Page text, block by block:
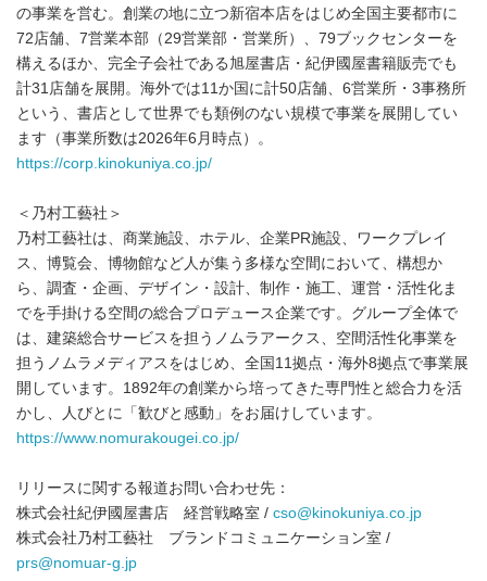
の事業を営む。創業の地に立つ新宿本店をはじめ全国主要都市に
72店舗、7営業本部（29営業部・営業所）、79ブックセンターを
構えるほか、完全子会社である旭屋書店・紀伊國屋書籍販売でも
計31店舗を展開。海外では11か国に計50店舗、6営業所・3事務所
という、書店として世界でも類例のない規模で事業を展開してい
ます（事業所数は2026年6月時点）。
https://corp.kinokuniya.co.jp/
＜乃村工藝社＞
乃村⼯藝社は、商業施設、ホテル、企業PR施設、ワークプレイ
ス、博覧会、博物館など人が集う多様な空間において、構想か
ら、調査・企画、デザイン・設計、制作・施工、運営・活性化ま
でを⼿掛ける空間の総合プロデュース企業です。グループ全体で
は、建築総合サービスを担うノムラアークス、空間活性化事業を
担うノムラメディアスをはじめ、全国11拠点・海外8拠点で事業展
開しています。1892年の創業から培ってきた専門性と総合力を活
かし、⼈びとに「歓びと感動」をお届けしています。
https://www.nomurakougei.co.jp/
リリースに関する報道お問い合わせ先：
株式会社紀伊國屋書店 経営戦略室 / cso@kinokuniya.co.jp
株式会社乃村工藝社 ブランドコミュニケーション室 /
prs@nomuar-g.jp